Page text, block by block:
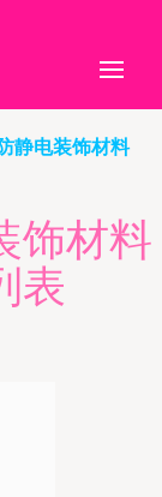
静电装饰材料
饰材料
表